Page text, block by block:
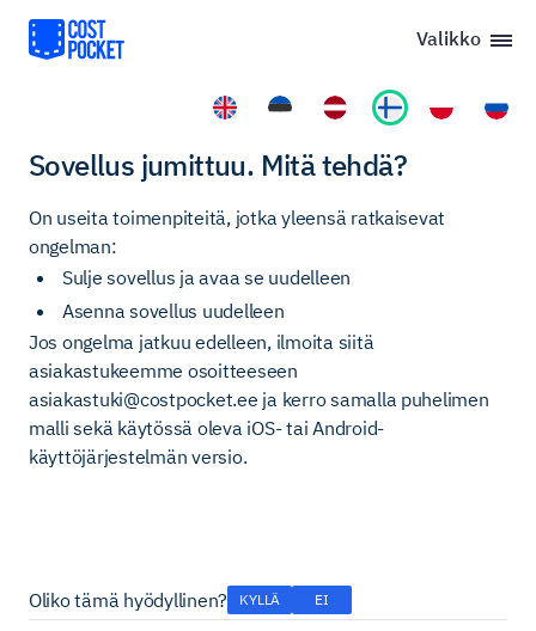
Valikko
Sovellus jumittuu. Mitä tehdä?
On useita toimenpiteitä, jotka yleensä ratkaisevat
ongelman:
Sulje sovellus ja avaa se uudelleen
Asenna sovellus uudelleen
Jos ongelma jatkuu edelleen, ilmoita siitä
asiakastukeemme osoitteeseen
asiakastuki@costpocket.ee ja kerro samalla puhelimen
malli sekä käytössä oleva iOS- tai Android-
käyttöjärjestelmän versio.
Oliko tämä hyödyllinen? KYLLÄ EI